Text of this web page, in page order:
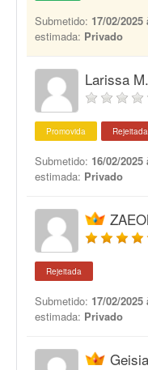
Submetido: 17/02/2025
estimada: Privado
Larissa M.
Promovida Rejeitada
Submetido: 16/02/2025
estimada: Privado
Rejeitada
Submetido: 17/02/2025
estimada: Privado